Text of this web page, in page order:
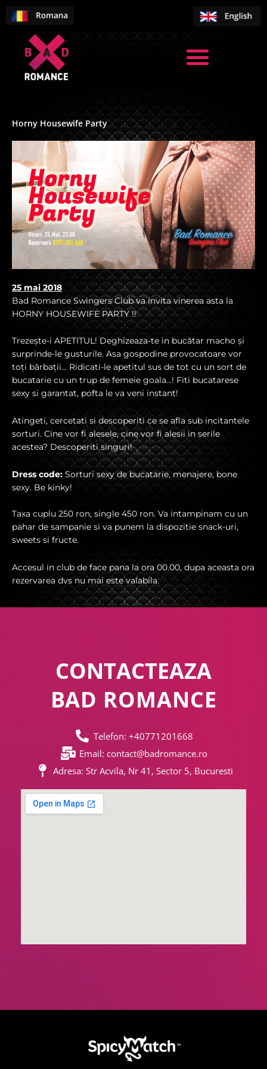
Horny Housewife Party
25 mai 2018
Bad Romance Swingers Club va invita vinerea asta la
HORNY HOUSEWIFE PARTY !!
Trezește-i APETITUL! Deghizeaza-te in bucătar macho și
surprinde-le gusturile. Asa gospodine provocatoare vor
toți bărbații… Ridicati-le apetitul sus de tot cu un sort de
bucatarie cu un trup de femeie goala…! Fiti bucatarese
sexy si garantat, pofta le va veni instant!
Atingeti, cercetati si descoperiti ce se afla sub incitantele
sorturi. Cine vor fi alesele, cine vor fi alesii in serile
acestea? Descoperiti singuri!
Dress code: Sorturi sexy de bucatarie, menajere, bone
sexy. Be kinky!
Taxa cuplu 250 ron, single 450 ron. Va intampinam cu un
pahar de sampanie si va punem la dispozitie snack-uri,
sweets si fructe.
Accesul in club de face pana la ora 00.00, dupa aceasta ora
rezervarea dvs nu mai este valabila.
CONTACTEAZA
BAD ROMANCE
Telefon: +40771201668
Email: contact@badromance.ro
Adresa: Str Acvila, Nr 41, Sector 5, Bucuresti